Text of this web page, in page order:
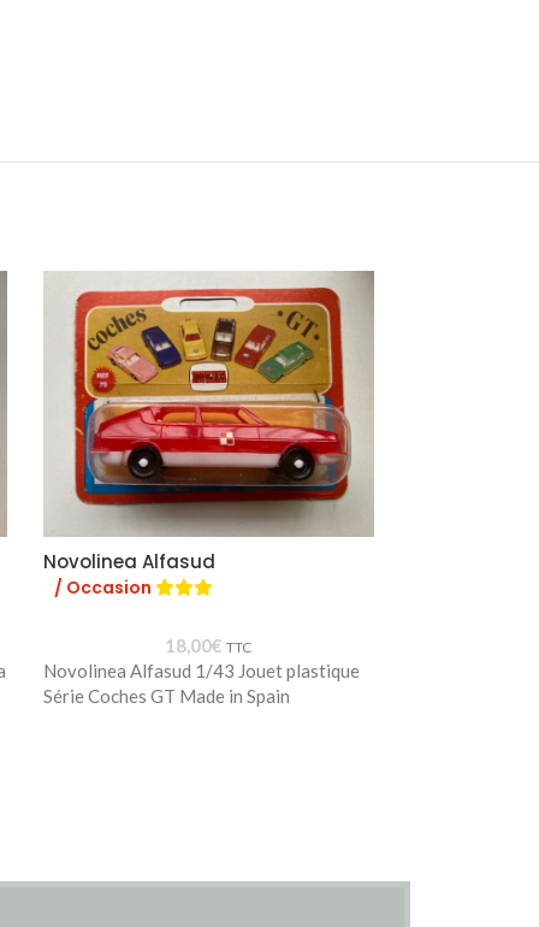
Novolinea Alfasud
/ Occasion
18,00€ TTC
Novolinea Alfasud 1/43 Jouet plastique
Série Coches GT Made in Spain